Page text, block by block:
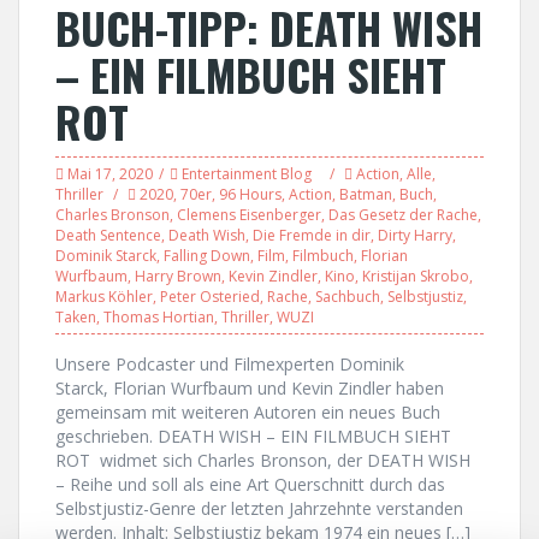
BUCH-TIPP: DEATH WISH
– EIN FILMBUCH SIEHT
ROT
Mai 17, 2020 Entertainment Blog Action, Alle,
Thriller
2020, 70er, 96 Hours, Action, Batman, Buch,
Charles Bronson, Clemens Eisenberger, Das Gesetz der Rache,
Death Sentence, Death Wish, Die Fremde in dir, Dirty Harry,
Dominik Starck, Falling Down, Film, Filmbuch, Florian
Wurfbaum, Harry Brown, Kevin Zindler, Kino, Kristijan Skrobo,
Markus Köhler, Peter Osteried, Rache, Sachbuch, Selbstjustiz,
Taken, Thomas Hortian, Thriller, WUZI
Unsere Podcaster und Filmexperten Dominik
Starck, Florian Wurfbaum und Kevin Zindler haben
gemeinsam mit weiteren Autoren ein neues Buch
geschrieben. DEATH WISH – EIN FILMBUCH SIEHT
ROT widmet sich Charles Bronson, der DEATH WISH
– Reihe und soll als eine Art Querschnitt durch das
Selbstjustiz-Genre der letzten Jahrzehnte verstanden
werden. Inhalt: Selbstjustiz bekam 1974 ein neues […]